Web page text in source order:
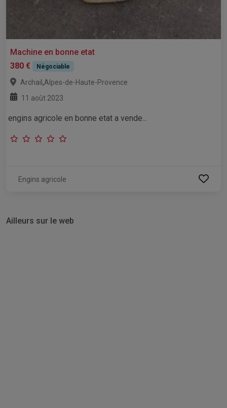
Machine en bonne etat
380 €
Négociable
Archail ,Alpes-de-Haute-Provence
11 août 2023
engins agricole en bonne etat a vende...
Engins agricole
Ailleurs sur le web